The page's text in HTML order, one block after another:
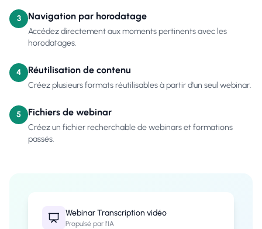
3 Navigation par horodatage
Accédez directement aux moments pertinents avec les
horodatages.
4 Réutilisation de contenu
Créez plusieurs formats réutilisables à partir d'un seul webinar.
5 Fichiers de webinar
Créez un fichier recherchable de webinars et formations
passés.
WebinarTranscription vidéo
Propulsé par l'IA